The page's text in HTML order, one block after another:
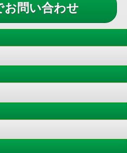
お問い合わせ